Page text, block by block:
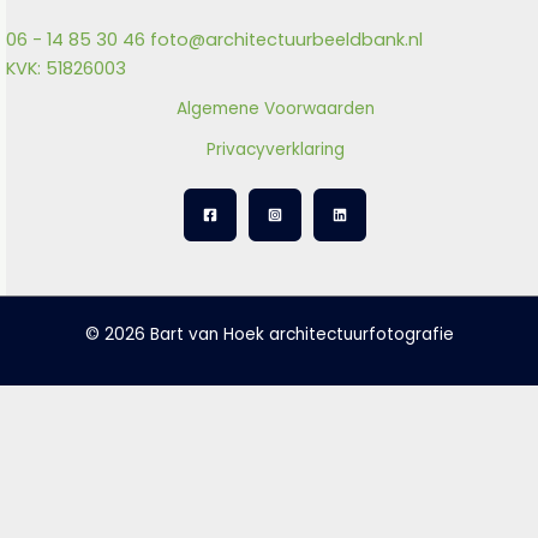
06 - 14 85 30 46 foto@architectuurbeeldbank.nl
KVK: 51826003
Algemene Voorwaarden
Privacyverklaring
© 2026 Bart van Hoek architectuurfotografie